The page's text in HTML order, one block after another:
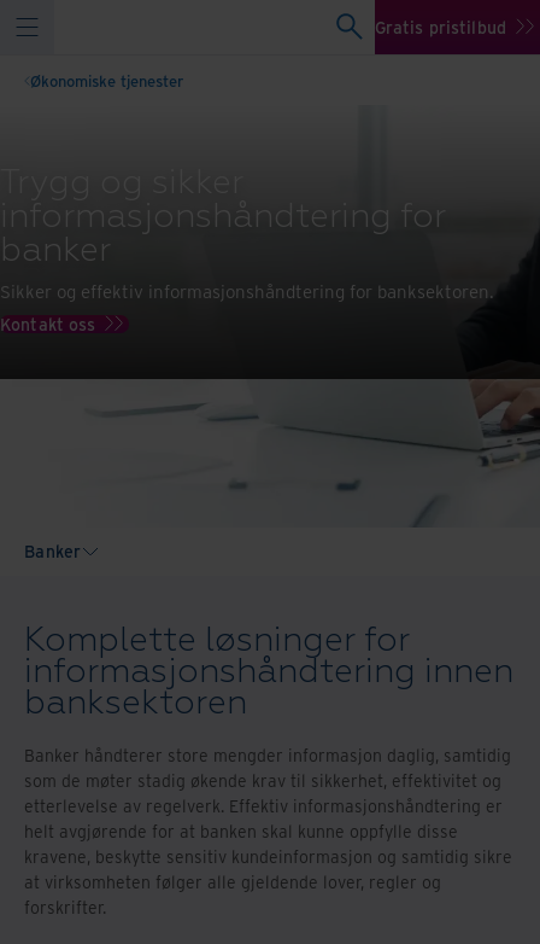
Gratis pristilbud
Økonomiske tjenester
informasjonshåndtering for
banker
Sikker og effektiv informasjonshåndtering for banksektoren.
Kontakt oss
Banker
Komplette løsninger for
informasjonshåndtering innen
banksektoren
Banker håndterer store mengder informasjon daglig, samtidig
som de møter stadig økende krav til sikkerhet, effektivitet og
etterlevelse av regelverk. Effektiv informasjonshåndtering er
helt avgjørende for at banken skal kunne oppfylle disse
kravene, beskytte sensitiv kundeinformasjon og samtidig sikre
at virksomheten følger alle gjeldende lover, regler og
forskrifter.